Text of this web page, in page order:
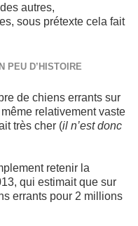
autres,
sous prétexte cela fait
PEU D’HISTOIRE
de chiens errants sur
relativement vaste
très cher (il n’est donc
retenir la
qui estimait que sur
errants pour 2 millions